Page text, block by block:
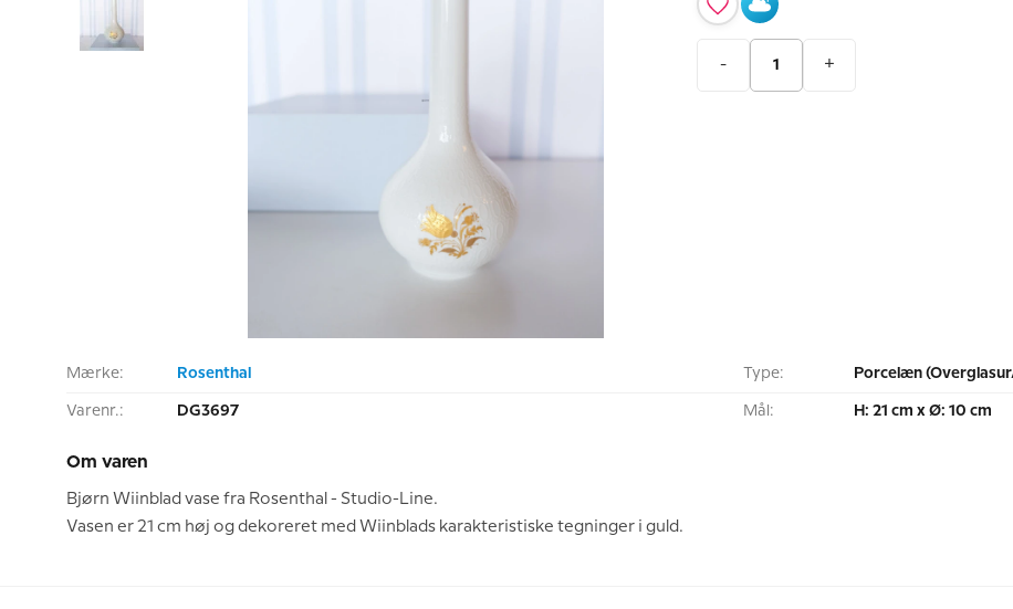
- +
Mærke: Rosenthal
Varenr.: DG3697
Type: Porcelæn
Mål: H: 21 cm x Ø: 10 cm
Om varen
Bjørn Wiinblad vase fra Rosenthal - Studio-Line.
Vasen er 21 cm høj og dekoreret med Wiinblads karakteristiske tegninger i guld.